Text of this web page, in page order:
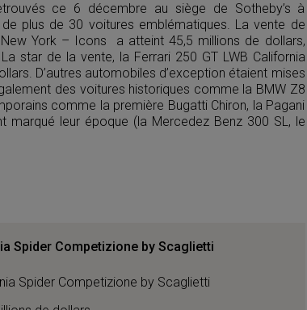
ce 6 décembre au siège de Sotheby’s à
plus de 30 voitures emblématiques. La vente de
York – Icons a atteint 45,5 millions de dollars,
star de la vente, la Ferrari 250 GT LWB California
D’autres automobiles d’exception étaient mises
des voitures historiques comme la BMW Z8
comme la première Bugatti Chiron, la Pagani
marqué leur époque (la Mercedez Benz 300 SL, le
Spider Competizione by Scaglietti